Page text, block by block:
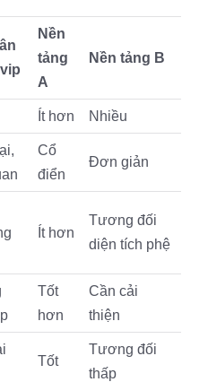
Nền
tảng
A
Nền tảng B
Ít hơn Nhiều
Cổ
điển
Đơn giản
Ít hơn
Tương đối
diện tích phệ
Tốt
hơn
Cần cải
thiện
Tốt
Tương đối
thấp